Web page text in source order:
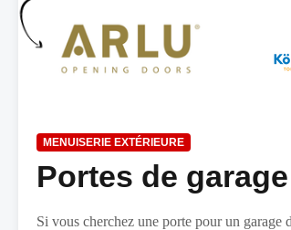
MENUISERIE EXTÉRIEURE
Portes de
Si vous cherchez une porte pour un